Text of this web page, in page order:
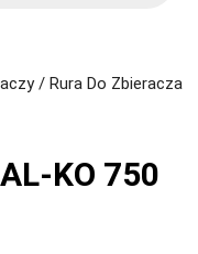
/ Rura Do Zbieracza
KO 750